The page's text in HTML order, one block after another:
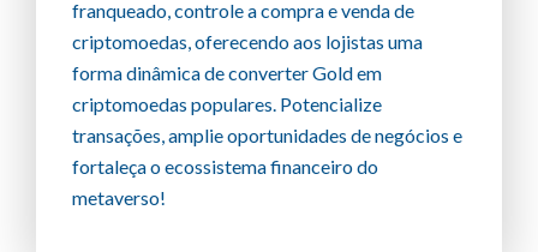
franqueado, controle a compra e venda de
criptomoedas, oferecendo aos lojistas uma
forma dinâmica de converter Gold em
criptomoedas populares. Potencialize
transações, amplie oportunidades de negócios e
fortaleça o ecossistema financeiro do
metaverso!